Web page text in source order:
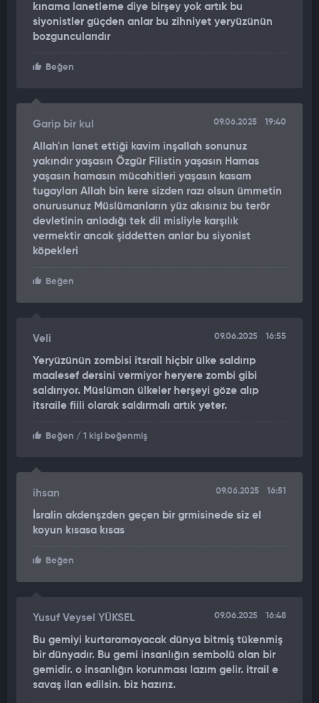
kınama lanetleme diye birşey yok artık bu
siyonistler güçden anlar bu zihniyet yeryüzünün
bozguncularıdır
Beğen
Garip bir kul 09.06.2025 19:40
Allah'ın lanet ettiği kavim inşallah sonunuz
yakındır yaşasın Özgür Filistin yaşasın Hamas
yaşasın hamasın mücahitleri yaşasın kasam
tugayları Allah bin kere sizden razı olsun ümmetin
onurusunuz Müslümanların yüz akısınız bu terör
devletinin anladığı tek dil misliyle karşılık
vermektir ancak şiddetten anlar bu siyonist
köpekleri
Beğen
Veli 09.06.2025 16:55
Yeryüzünün zombisi itsrail hiçbir ülke saldırıp
maalesef dersini vermiyor heryere zombi gibi
saldırıyor. Müslüman ülkeler herşeyi göze alıp
itsraile fiili olarak saldırmalı artık yeter.
Beğen / 1 kişi beğenmiş
ihsan 09.06.2025 16:51
İsralin akdenşzden geçen bir grmisinede siz el
koyun kısasa kısas
Beğen
Yusuf Veysel YÜKSEL 09.06.2025 16:48
Bu gemiyi kurtaramayacak dünya bitmiş tükenmiş
bir dünyadır. Bu gemi insanlığın sembolü olan bir
gemidir. o insanlığın korunması lazım gelir. itrail e
savaş ilan edilsin. biz hazırız.